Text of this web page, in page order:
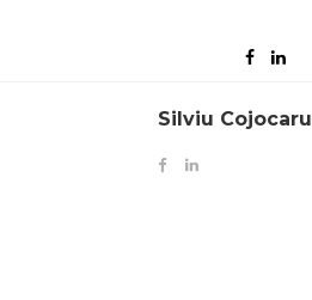
Silviu Cojocaru